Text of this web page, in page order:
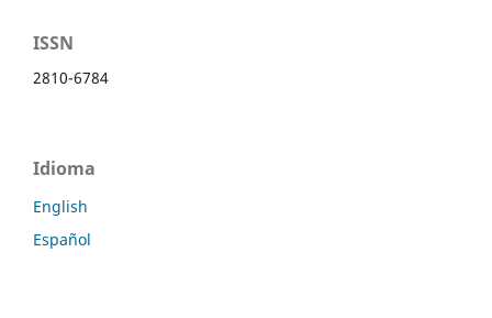
ISSN
2810-6784
Idioma
English
Español